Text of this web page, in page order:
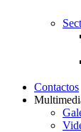
Contactos